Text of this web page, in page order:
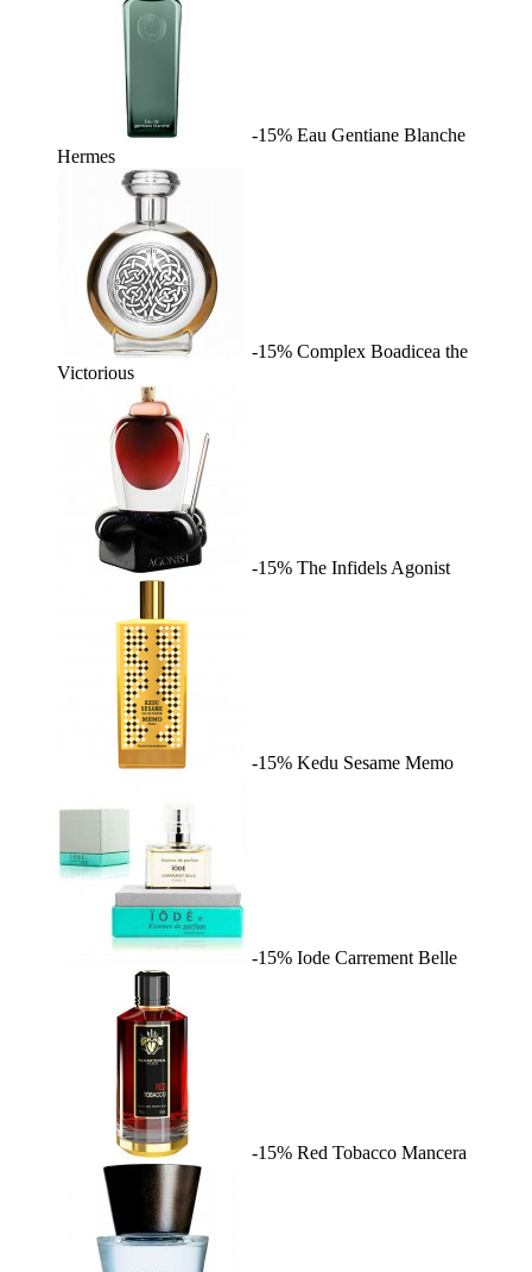
-15% Eau Gentiane Blanche
Hermes
-15% Complex Boadicea the
Victorious
-15% The Infidels Agonist
-15% Kedu Sesame Memo
-15% Iode Carrement Belle
-15% Red Tobacco Mancera